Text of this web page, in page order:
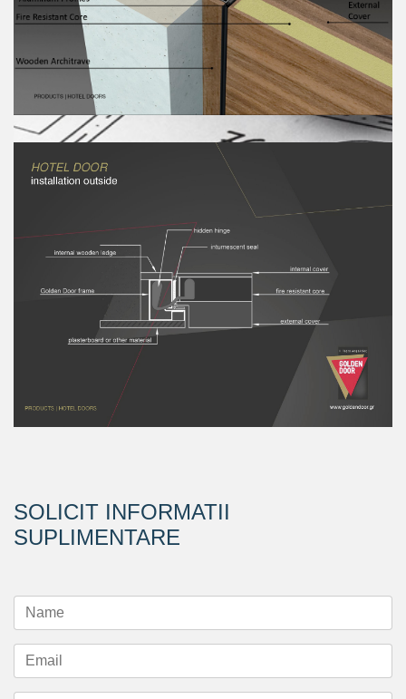
SOLICIT INFORMATII
SUPLIMENTARE